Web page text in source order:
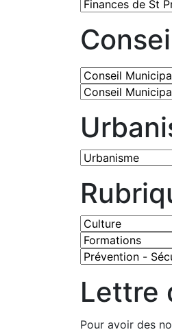
Lettre
Pour avoir des